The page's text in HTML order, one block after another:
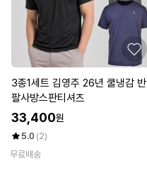
3종1세트 김영주 26년 쿨냉감 반
팔사방스판티셔츠
33,400원
5.0 (2)
무료배송